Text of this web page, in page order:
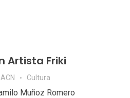
Artista Friki
ACN Cultura
Muñoz Romero